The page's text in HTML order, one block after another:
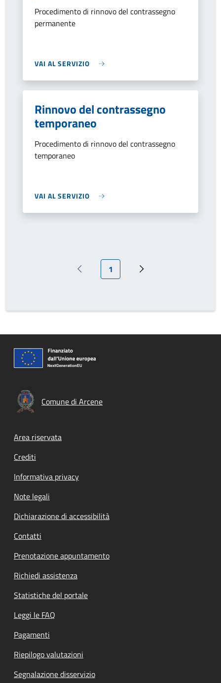
Procedimento di rinnovo del contrassegno
permanente
VAI AL SERVIZIO
Rinnovo del contrassegno
temporaneo
Procedimento di rinnovo del contrassegno
temporaneo
VAI AL SERVIZIO
Pagina precedente
Pagina attuale
1 Prossima pagina
Comune di Arcene
Footer menu
Area riservata
Crediti
Informativa privacy
Note legali
Dichiarazione di accessibilità
Contatti
Prenotazione appuntamento
Richiedi assistenza
Statistiche del portale
Leggi le FAQ
Pagamenti
Riepilogo valutazioni
Segnalazione disservizio